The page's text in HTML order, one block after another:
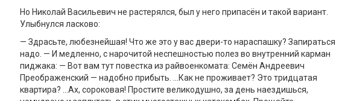
Но Николай Васильевич не растерялся, был у него припасён и такой вариант.
Улыбнулся ласково:
— Здрасьте, любезнейшая! Что же это у вас двери-то нараспашку? Запираться
надо. — И медленно, с нарочитой неспешностью полез во внутренний карман
пиджака: — Вот вам тут повестка из райвоенкомата: Семён Андреевич
Преображенский — надобно прибыть. …Как не проживает? Это тридцатая
квартира? …Ах, сороковая! Простите великодушно, за день наездишься,